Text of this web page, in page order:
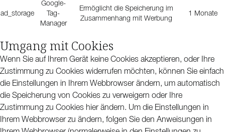
ad_storage
Google-
Tag-
Manager
Ermöglicht die Speicherung im
Zusammenhang mit Werbung
1 Monate
Umgang mit Cookies
Wenn Sie auf Ihrem Gerät keine Cookies akzeptieren, oder Ihre
Zustimmung zu Cookies widerrufen möchten, können Sie einfach
die Einstellungen in Ihrem Webbrowser ändern, um automatisch
die Speicherung von Cookies zu verweigern oder Ihre
Zustimmung zu Cookies hier ändern. Um die Einstellungen in
Ihrem Webbrowser zu ändern, folgen Sie den Anweisungen in